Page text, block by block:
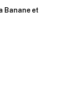
Banane et